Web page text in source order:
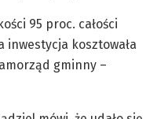
95 proc. całości
inwestycja kosztowała
gminny –